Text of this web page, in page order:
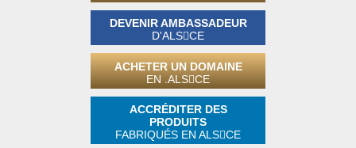
DEVENIR AMBASSADEUR
D'ALS CE
ACHETER UN DOMAINE
EN .ALS CE
ACCRÉDITER DES
PRODUITS
FABRIQUÉS EN ALS CE